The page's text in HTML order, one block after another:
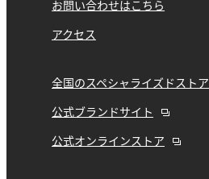
お問い合わせはこちら
アクセス
全国のスペシャライズドストア
公式ブランドサイト
公式オンラインストア